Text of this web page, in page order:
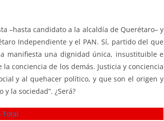
–hasta candidato a la alcaldía de Querétaro– y
Independiente y el PAN. Sí, partido del que
manifiesta una dignidad única, insustituible e
conciencia de los demás. Justicia y conciencia
y al quehacer político, y que son el origen y
la sociedad”. ¿Será?